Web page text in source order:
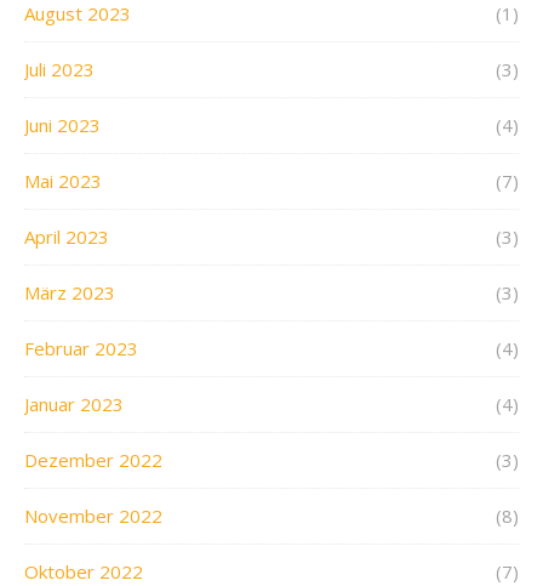
August 2023 (1)
Juli 2023 (3)
Juni 2023 (4)
Mai 2023 (7)
April 2023 (3)
März 2023 (3)
Februar 2023 (4)
Januar 2023 (4)
Dezember 2022 (3)
November 2022 (8)
Oktober 2022 (7)